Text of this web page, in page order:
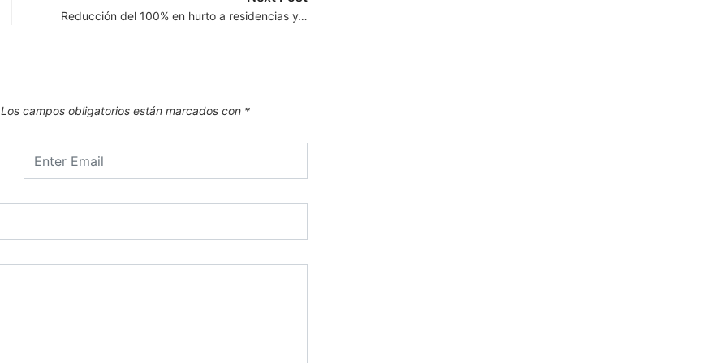
Reducción del 100% en hurto a residencias y…
Los campos obligatorios están marcados con *